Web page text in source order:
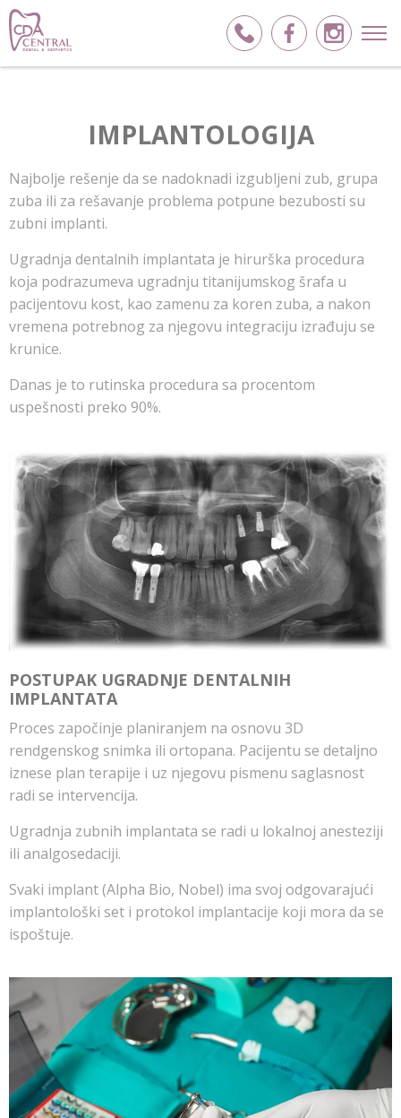
IMPLANTOLOGIJA
Najbolje rešenje da se nadoknadi izgubljeni zub, grupa
zuba ili za rešavanje problema potpune bezubosti su
zubni implanti.
Ugradnja dentalnih implantata je hirurška procedura
koja podrazumeva ugradnju titanijumskog šrafa u
pacijentovu kost, kao zamenu za koren zuba, a nakon
vremena potrebnog za njegovu integraciju izrađuju se
krunice.
Danas je to rutinska procedura sa procentom
uspešnosti preko 90%.
POSTUPAK UGRADNJE DENTALNIH
IMPLANTATA
Proces započinje planiranjem na osnovu 3D
rendgenskog snimka ili ortopana. Pacijentu se detaljno
iznese plan terapije i uz njegovu pismenu saglasnost
radi se intervencija.
Ugradnja zubnih implantata se radi u lokalnoj anesteziji
ili analgosedaciji.
Svaki implant (Alpha Bio, Nobel) ima svoj odgovarajući
implantološki set i protokol implantacije koji mora da se
ispoštuje.